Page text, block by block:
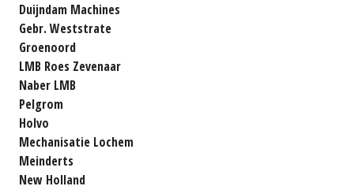
Duijndam Machines
Gebr. Weststrate
Groenoord
LMB Roes Zevenaar
Naber LMB
Pelgrom
Holvo
Mechanisatie Lochem
Meinderts
New Holland